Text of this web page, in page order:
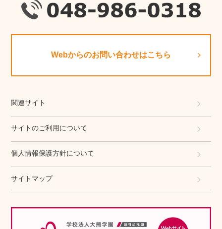
Webからのお問い合わせはこちら
関連サイト
サイトのご利用について
個人情報保護方針について
サイトマップ